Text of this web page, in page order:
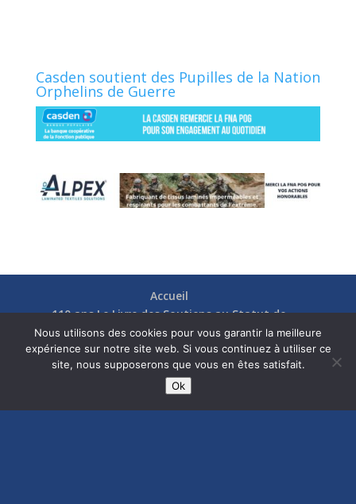
Casden soutient des Pupilles de la Nation
Orphelins de Guerre
Accueil
110 ans Le Livre des Soutiens au Statut de
Pupillle de la Nation
Le Livre Blanc des Pupilles de la Nation &
Orphelins de Guerre
Présentation
Nous utilisons des cookies pour vous garantir la meilleure
expérience sur notre site web. Si vous continuez à utiliser ce
site, nous supposerons que vous en êtes satisfait.
Ok